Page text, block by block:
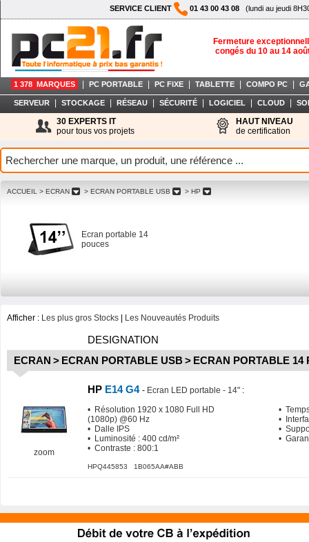
SERVICE CLIENT 01 43 00 43 08 (lundi au jeudi
Fermeture
congés du 10 au 14
1 378 MARQUES PC PORTABLE PC FIXE TABLETTE COMPO PC
SERVEUR STOCKAGE RÉSEAU SÉCURITÉ LOGICIEL CLOUD
30 EXPERTS IT
pour tous vos projets
HAUT NIVEAU
de certification
ACCUEIL > ECRAN > ECRAN PORTABLE USB > HP
Ecran portable 14
pouces
Afficher : Les plus gros Stocks Les Nouveautés Produits
DESIGNATION
ECRAN > ECRAN PORTABLE USB> ECRAN PORTABLE 14
zoom
HP E14 G4 - Ecran LED portable - 14" :
• Résolution 1920 x 1080 Full HD
(1080p) @60 Hz
• Dalle IPS
• Luminosité : 400 cd/m²
• Contraste : 800:1
•
•
•
•
HPQ445853 1B065AA#ABB